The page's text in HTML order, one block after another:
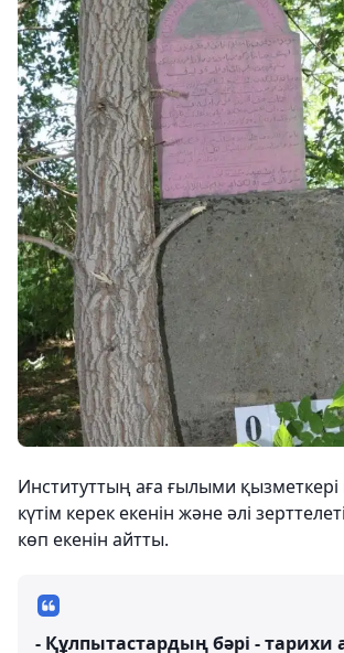
Институттың аға ғылыми қызметкері
күтім керек екенін және әлі
көп екенін айтты.
- Құлпытастардың бәрі - тарихи